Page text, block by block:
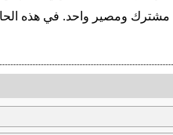
مشترك ومصير واحد. في هذه